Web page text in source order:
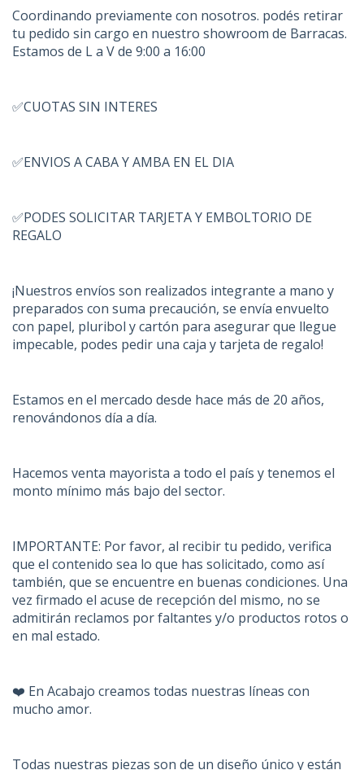
Coordinando previamente con nosotros. podés retirar
tu pedido sin cargo en nuestro showroom de Barracas.
Estamos de L a V de 9:00 a 16:00
✅CUOTAS SIN INTERES
✅ENVIOS A CABA Y AMBA EN EL DIA
✅PODES SOLICITAR TARJETA Y EMBOLTORIO DE
REGALO
¡Nuestros envíos son realizados integrante a mano y
preparados con suma precaución, se envía envuelto
con papel, pluribol y cartón para asegurar que llegue
impecable, podes pedir una caja y tarjeta de regalo!
Estamos en el mercado desde hace más de 20 años,
renovándonos día a día.
Hacemos venta mayorista a todo el país y tenemos el
monto mínimo más bajo del sector.
IMPORTANTE: Por favor, al recibir tu pedido, verifica
que el contenido sea lo que has solicitado, como así
también, que se encuentre en buenas condiciones. Una
vez firmado el acuse de recepción del mismo, no se
admitirán reclamos por faltantes y/o productos rotos o
en mal estado.
❤️ En Acabajo creamos todas nuestras líneas con
mucho amor.
Todas nuestras piezas son de un diseño único y están